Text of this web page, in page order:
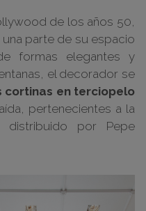
de los años 50,
una parte de su espacio
formas elegantes y
el decorador se
cortinas en terciopelo
pertenecientes a la
distribuido por Pepe